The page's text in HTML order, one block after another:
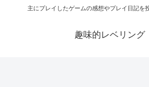
主にプレイしたゲームの感想やプレイ日記を
趣味的レベリング